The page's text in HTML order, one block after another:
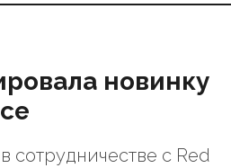
новинку
сотрудничестве с Red